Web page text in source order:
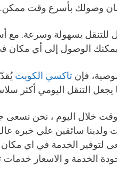
وصولك بأسرع وقت ممكن.
للتنقل بسهولة وسرعة.
الوصول إلى أي مكان
فإن تاكسي الكويت
يجعل التنقل اليومي أكثر
خلال اليوم ، نحن نسعى
ولدينا سائقين علي خبره
لتوفير الخدمة في اي
الخدمة و الاسعار